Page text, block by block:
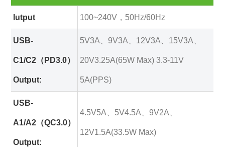
Iutput 100~240V，50Hz/60Hz
USB-
C1/C2（PD3.0）
Output:
5V3A、9V3A、12V3A、15V3A、
20V3.25A(65W Max) 3.3-11V
5A(PPS)
USB-
A1/A2（QC3.0）
Output:
4.5V5A、5V4.5A、9V2A、
12V1.5A(33.5W Max)